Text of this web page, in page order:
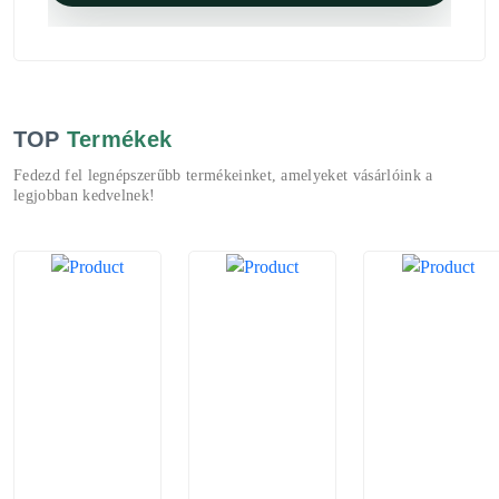
TOP Termékek
Fedezd fel legnépszerűbb termékeinket, amelyeket vásárlóink a
legjobban kedvelnek!